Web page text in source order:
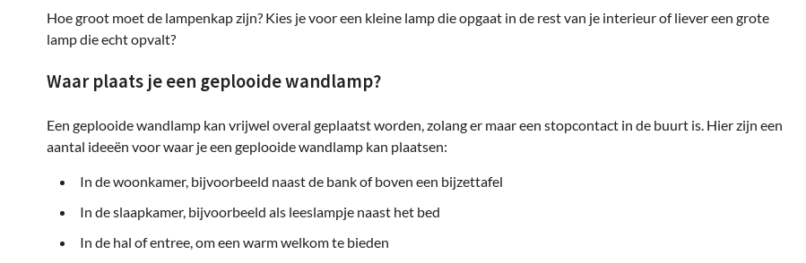
Hoe groot moet de lampenkap zijn? Kies je voor een kleine lamp die opgaat in de rest van je interieur of liever een grote
lamp die echt opvalt?
Waar plaats je een geplooide wandlamp?
Een geplooide wandlamp kan vrijwel overal geplaatst worden, zolang er maar een stopcontact in de buurt is. Hier zijn een
aantal ideeën voor waar je een geplooide wandlamp kan plaatsen:
In de woonkamer, bijvoorbeeld naast de bank of boven een bijzettafel
In de slaapkamer, bijvoorbeeld als leeslampje naast het bed
In de hal of entree, om een warm welkom te bieden